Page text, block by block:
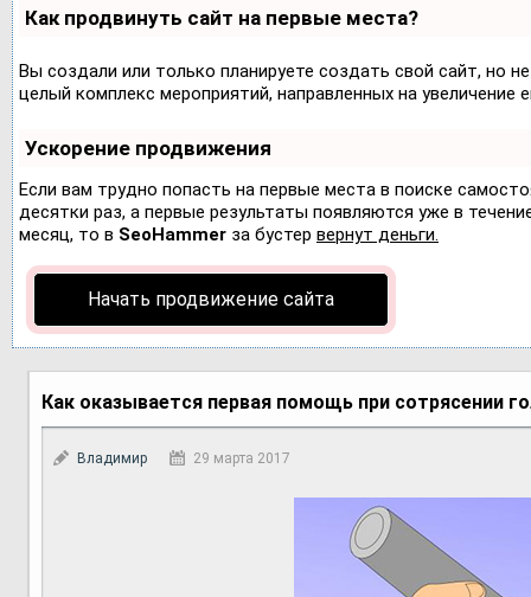
Как продвинуть сайт на первые места?
Вы создали или только планируете создать свой сайт, но
целый комплекс мероприятий, направленных на
Ускорение продвижения
Если вам трудно попасть на первые места в поиске
десятки раз, а первые результаты появляются уже в
месяц, то в SeoHammer за бустер вернут деньги.
Начать продвижение сайта
Как оказывается первая помощь при сотрясении
Владимир 29 марта 2017